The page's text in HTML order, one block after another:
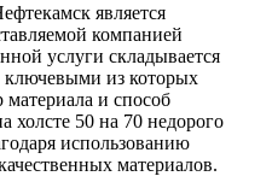
является
компанией
услуги складывается
ключевыми из которых
и способ
холсте 50 на 70 недорого
использованию
материалов.